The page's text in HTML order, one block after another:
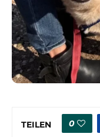
TEILEN 0